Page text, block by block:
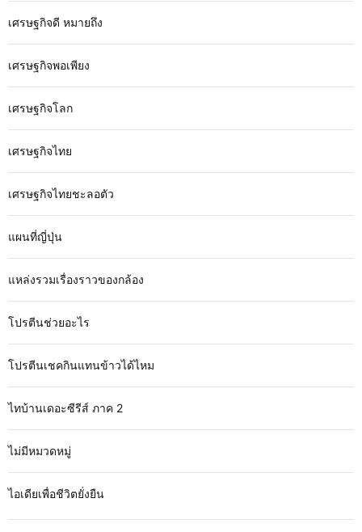
เศรษฐกิจดี หมายถึง
เศรษฐกิจพอเพียง
เศรษฐกิจโลก
เศรษฐกิจไทย
เศรษฐกิจไทยชะลอตัว
แผนที่ญี่ปุ่น
แหล่งรวมเรื่องราวของกล้อง
โปรตีนช่วยอะไร
โปรตีนเชคกินแทนข้าวได้ไหม
ไทบ้านเดอะซีรีส์ ภาค 2
ไม่มีหมวดหมู่
ไอเดียเพื่อชีวิตยั่งยืน